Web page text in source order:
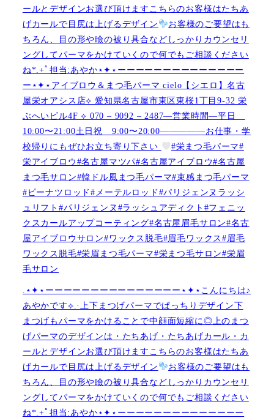
ールとデザインお選び頂けますこちらのお客様はたちあ
げカールで目尻は上げるデザイン
お客様のご要望はも
ちろん、目の形や瞼の被り具合などしっかりカウンセリ
ングしてパーマをかけていくので何でもご相談ください
ね︎︎︎*.+ﾟ担当:あやか⋆✦⋆ーーーーーーーーーーーーーー
ー⋆✦⋆アイブロウ＆まつ毛パーマ cielo【シエロ】名古
屋栄オアシス店︎︎⟡ 愛知県名古屋市東区東桜1丁目9-32 栄
ぶへいビル4F ︎︎⟡ 070 – 9092 – 2487—営業時間—平日
10:00〜21:00土日祝 9:00〜20:00—————お仕事・学
校帰りにもぜひお立ち寄り下さい
#栄まつ毛パーマ#
栄アイブロウ#名古屋マツパ#名古屋アイブロウ#名古屋
まつ毛サロン#韓ドル風まつ毛パーマ#束感まつ毛パーマ
#ピーナツロッド#メーテルロッド#パリジェンヌラッシ
ュリフト#パリジェンヌ#ラッシュアディクト#フェニッ
クスカールアップコーティング#名古屋眉毛サロン#名古
屋アイブロウサロン#ワックス脱毛#眉毛ワックス#眉毛
ワックス脱毛#栄眉まつ毛パーマ#栄まつ毛サロン#栄眉
毛サロン
.⋆✦⋆ーーーーーーーーーーーーーーー⋆✦⋆こんにちは♪
あやかです︎⟡.·上下まつげパーマでぱっちりデザイン下
まつげもパーマをかけることで中顔面短縮に◎上のまつ
げパーマのデザインは・たちあげ・たちあげカール・カ
ールとデザインお選び頂けますこちらのお客様はたちあ
げカールで目尻は上げるデザイン
お客様のご要望はも
ちろん、目の形や瞼の被り具合などしっかりカウンセリ
ングしてパーマをかけていくので何でもご相談ください
ね︎︎︎*.+ﾟ担当:あやか⋆✦⋆ーーーーーーーーーーーーーー